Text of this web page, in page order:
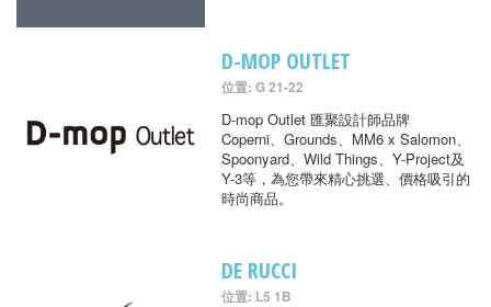
D-MOP OUTLET
位置: G 21-22
D-mop Outlet 匯聚設計師品牌
Coperni、Grounds、MM6 x Salomon、
Spoonyard、Wild Things、Y-Project及
Y-3等，為您帶來精心挑選、價格吸引的
時尚商品。
DE RUCCI
位置: L5 1B